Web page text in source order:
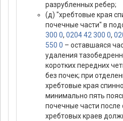
разрубленных ребер;
(д) "хребтовые края
почечные части" в
300 0, 0204 42 300 0,
550 0 – оставшаяся
удаления
коротких передних
без почек; при
хребтовые края
минимально пять
почечные части после
хребтовых краев